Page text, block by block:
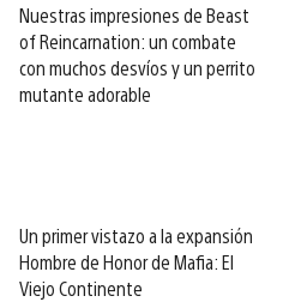
Nuestras impresiones de Beast
of Reincarnation: un combate
con muchos desvíos y un perrito
mutante adorable
Un primer vistazo a la expansión
Hombre de Honor de Mafia: El
Viejo Continente